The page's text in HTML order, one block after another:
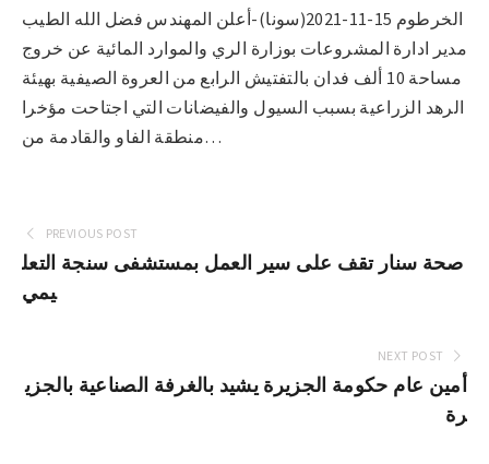
الخرطوم 15-11-2021(سونا)-أعلن المهندس فضل الله الطيب
مدير ادارة المشروعات بوزارة الري والموارد المائية عن خروج
مساحة 10 ألف فدان بالتفتيش الرابع من العروة الصيفية بهيئة
الرهد الزراعية بسبب السيول والفيضانات التي اجتاحت مؤخرا
منطقة الفاو والقادمة من…
PREVIOUS POST
صحة سنار تقف على سير العمل بمستشفى سنجة التعل
يمي
NEXT POST
أمين عام حكومة الجزيرة يشيد بالغرفة الصناعية بالجزي
رة